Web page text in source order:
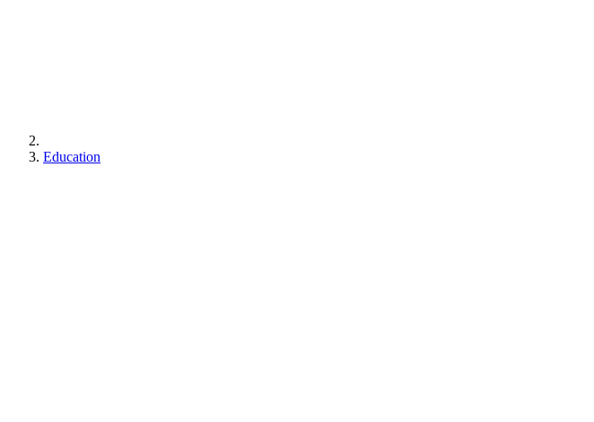
Education